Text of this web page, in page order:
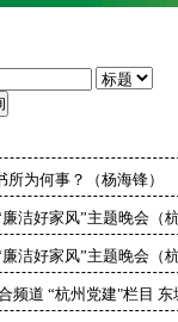
为何事？（杨海锋）
洁好家风”主题晚会（
洁好家风”主题晚会（
频道 “杭州党建"栏目